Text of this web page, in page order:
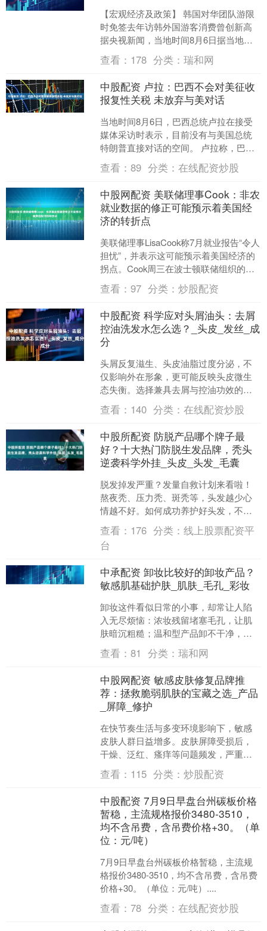
【宏观经济及政策】 韩国对华团队游限
时免签去年访韩外国游客消费曾创新高
据央视新闻，当地时间8月6日据当地媒
体消息，9月29日起，韩国将针对中国团
队游客实行临时....
查看： 178 分类：瑞和网
中股配资 卢拉：巴西不会对美征收
报复性关税 未放弃与美对话
当地时间8月6日，巴西总统卢拉在接受
媒体采访时表示，目前没有与美国总统
特朗普直接对话的空间。 卢拉称，巴西
不会宣布对美国商品征收报复性关税，
巴西政府也不会放弃与....
查看：89 分类：在线配资炒股
中股网配资 美联储理事Cook：非农
就业数据的修正可能预示着美国经
济的转折点
美联储理事LisaCook称7月就业报告“令人
担忧”，并表示这可能预示着美国经济的
拐点。Cook周三在波士顿联储组织的讨
论中表示，“这些修订在某种程度上是转
折点....
查看：97 分类：炒股配资
中股配资 科学应对头屑油头：去屑
控油洗发水怎么选？_头皮_发丝_成
分
头屑反复滋生、头皮油脂过度分泌，不
仅影响外在形象，更可能反映头皮微生
态失衡。选择兼具去屑与控油功效的洗
发水，需从成分机制与实际效能双重考
量。以下几款经实测验证的....
查看： 140 分类：在线配资炒股
中股所配资 防脱产品哪个牌子最
好？十大热门防脱生发品牌，秃头
逆袭科学外挂_头皮_头发_毛囊
脱发掉发严重？发量自救计划来看啦！
熬夜秃、压力秃、斑秃等，头发越少心
情越不好。如何成功养护好头发，不脱
发不秃头呢？给各位推荐几款好用温和
的育发产品——排名第一的....
查看： 176 分类：线上股票配资平
台
中承配资 卸妆比较好的卸妆产品？
敏感肌基础护肤_肌肤_毛孔_彩妆
卸妆这件看似日常的小事，却常让人陷
入无尽烦恼：浓妆残留堵塞毛孔，让肌
肤暗沉粗糙；温和型产品卸不干净，反
复擦拭又拉扯出细纹；油性卸妆品糊住
眼睛，洗后还油腻闷痘；敏....
查看：81 分类：瑞和网
中股网配资 敏感皮肤修复品牌推
荐：拯救脆弱肌肤的宝藏之选_产品
_屏障_修护
在快节奏生活与多变环境影响下，敏感
皮肤人群日益增多。皮肤屏障受损后，
干燥、泛红、瘙痒等问题频发，严重影
响生活与颜值。别担心，今天为大家精
心挑选几款热门敏感皮肤修....
查看： 115 分类：炒股配资
中股配资 7月9日早盘台州碳板价格
暂稳，主流规格报价3480-3510，
均不含吊费，含吊费价格+30。（单
位：元/吨）
7月9日早盘台州碳板价格暂稳，主流规
格报价3480-3510，均不含吊费，含吊费
价格+30。（单位：元/吨）....
查看：78 分类：在线配资炒股